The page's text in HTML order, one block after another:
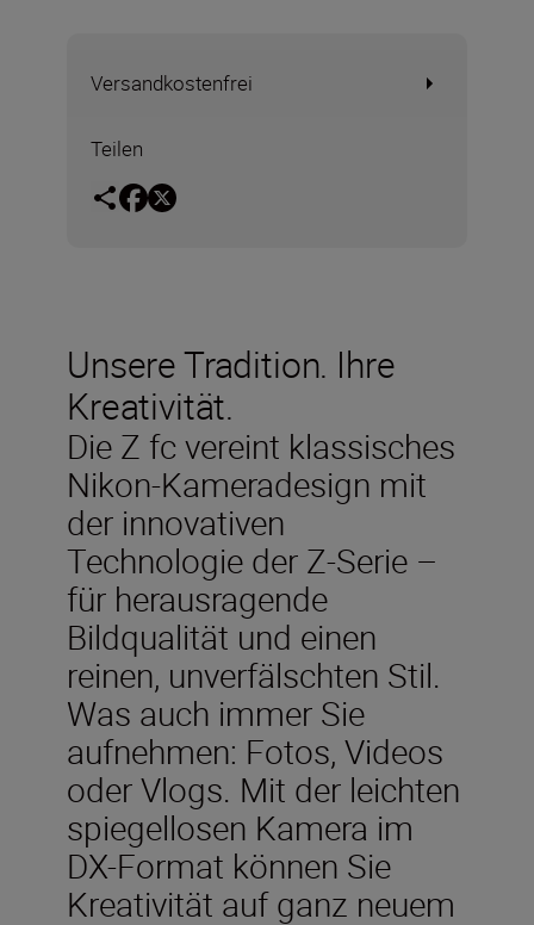
Versandkostenfrei
Teilen
Unsere Tradition. Ihre
Kreativität.
Die Z fc vereint klassisches
Nikon-Kameradesign mit
der innovativen
Technologie der Z-Serie –
für herausragende
Bildqualität und einen
reinen, unverfälschten Stil.
Was auch immer Sie
aufnehmen: Fotos, Videos
oder Vlogs. Mit der leichten
spiegellosen Kamera im
DX-Format können Sie
Kreativität auf ganz neuem